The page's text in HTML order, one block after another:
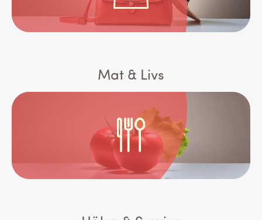
Mat & Livs